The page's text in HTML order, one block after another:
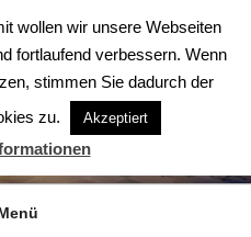
– DER CHOR
wollen wir unsere Webseiten
fortlaufend verbessern. Wenn
stimmen Sie dadurch der
zu.
Akzeptiert